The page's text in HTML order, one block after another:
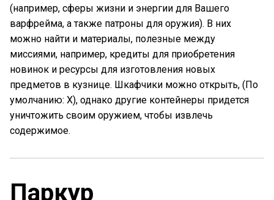
(например, сферы жизни и энергии для Вашего
варфрейма, а также патроны для оружия). В них
можно найти и материалы, полезные между
миссиями, например, кредиты для приобретения
новинок и ресурсы для изготовления новых
предметов в кузнице. Шкафчики можно открыть, (По
умолчанию: X), однако другие контейнеры придется
уничтожить своим оружием, чтобы извлечь
содержимое.
Паркур